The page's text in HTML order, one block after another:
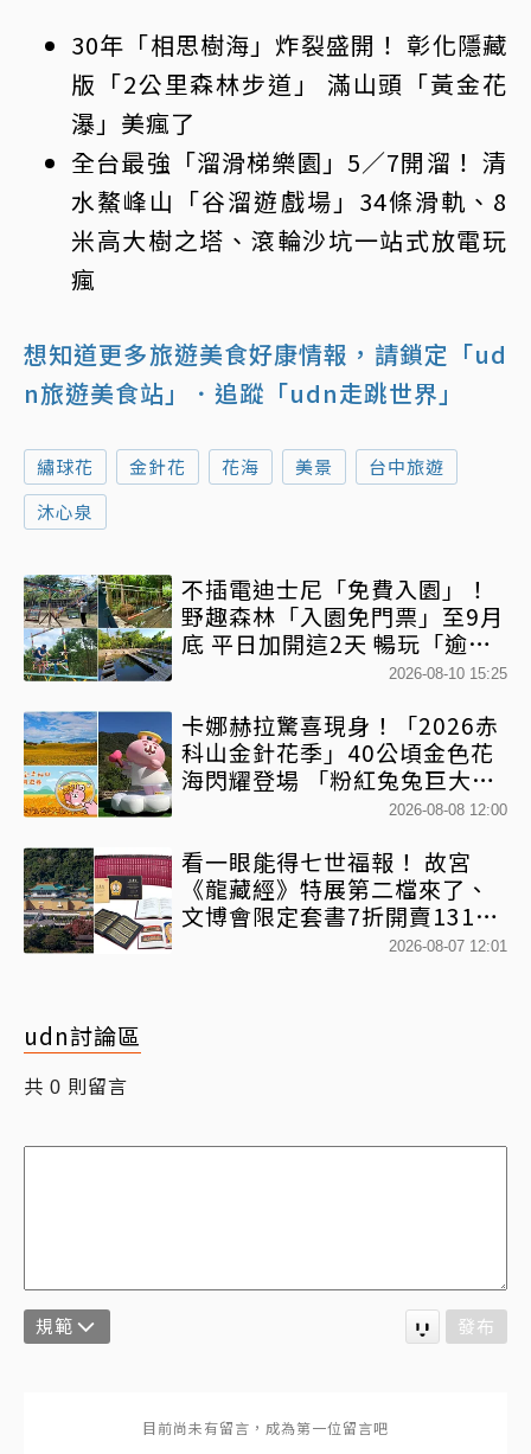
30年「相思樹海」炸裂盛開！ 彰化隱藏
版「2公里森林步道」 滿山頭「黃金花
瀑」美瘋了
全台最強「溜滑梯樂園」5／7開溜！ 清
水鰲峰山「谷溜遊戲場」34條滑軌、8
米高大樹之塔、滾輪沙坑一站式放電玩
瘋
想知道更多旅遊美食好康情報，請鎖定「ud
n旅遊美食站」
．追蹤「udn走跳世界」
繡球花 金針花 花海 美景
台中旅遊
沐心泉
不插電迪士尼「免費入園」！
野趣森林「入園免門票」至9月
底 平日加開這2天 暢玩「逾
450個水陸空遊憩設施」2026-08-10 15:25
卡娜赫拉驚喜現身！「2026赤
科山金針花季」40公頃金色花
海閃耀登場 「粉紅兔兔巨大氣
球+超狂500樂遊券」快追
2026-08-08 12:00
看一眼能得七世福報！ 故宮
《龍藏經》特展第二檔來了、
文博會限定套書7折開賣131萬
網驚：貧窮限制想像2026-08-07 12:01
udn討論區
共 0 則留言
規範 發布